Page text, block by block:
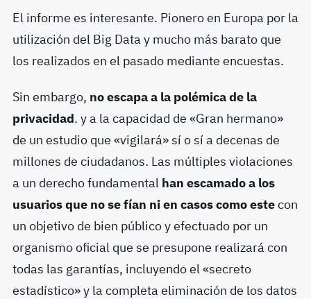
El informe es interesante. Pionero en Europa por la
utilización del Big Data y mucho más barato que
los realizados en el pasado mediante encuestas.
Sin embargo, no escapa a la polémica de la
privacidad. y a la capacidad de «Gran hermano»
de un estudio que «vigilará» sí o sí a decenas de
millones de ciudadanos. Las múltiples violaciones
a un derecho fundamental han escamado a los
usuarios que no se fían ni en casos como estecon
un objetivo de bien público y efectuado por un
organismo oficial que se presupone realizará con
todas las garantías, incluyendo el «secreto
estadístico» y la completa eliminación de los datos